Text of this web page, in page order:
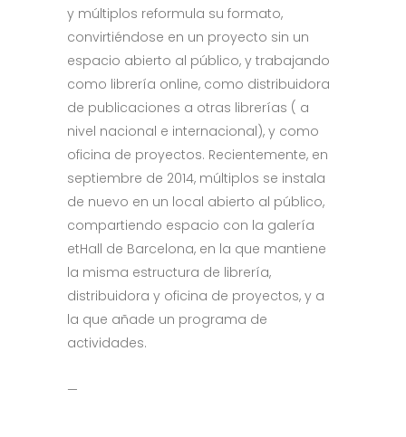
y múltiplos reformula su formato,
convirtiéndose en un proyecto sin un
espacio abierto al público, y trabajando
como librería online, como distribuidora
de publicaciones a otras librerías ( a
nivel nacional e internacional), y como
oficina de proyectos. Recientemente, en
septiembre de 2014, múltiplos se instala
de nuevo en un local abierto al público,
compartiendo espacio con la galería
etHall de Barcelona, en la que mantiene
la misma estructura de librería,
distribuidora y oficina de proyectos, y a
la que añade un programa de
actividades.
—